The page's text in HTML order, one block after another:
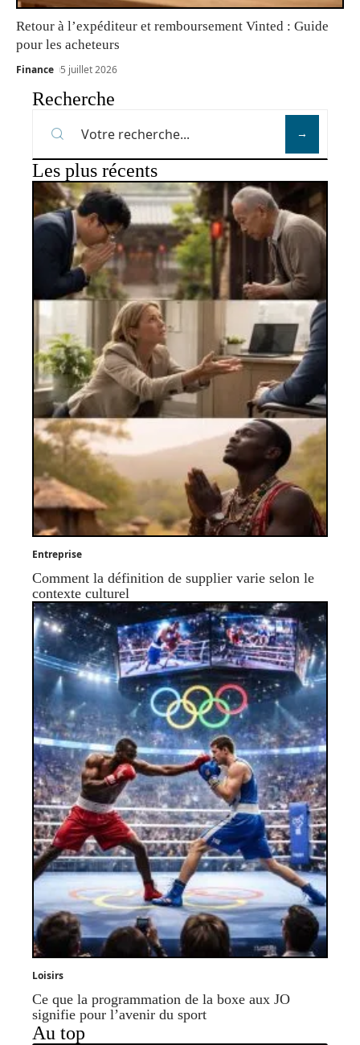
Retour à l’expéditeur et remboursement Vinted : Guide
pour les acheteurs
Finance 5 juillet 2026
Recherche
Les plus récents
Entreprise
Comment la définition de supplier varie selon le
contexte culturel
Loisirs
Ce que la programmation de la boxe aux JO
signifie pour l’avenir du sport
Au top